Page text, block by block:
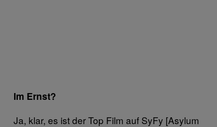
Im Ernst?
Ja, klar, es ist der Top Film auf SyFy [Asylum